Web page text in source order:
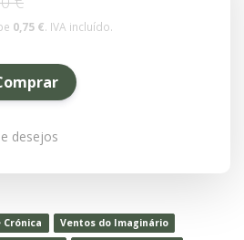
0,75 €. IVA incluído.
desejos
Crónica
Ventos do Imaginário